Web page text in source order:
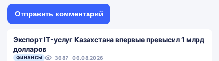
Экспорт IT-услуг Казахстана впервые превысил 1 млрд
долларов
ФИНАНСЫ 3687 06.08.2026